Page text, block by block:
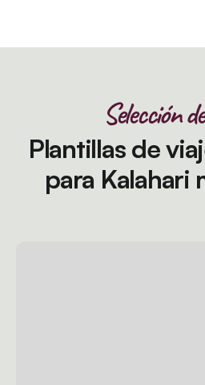
Selección
Plantillas de
para Kalahari